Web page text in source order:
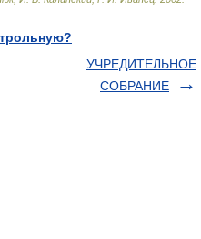
УЧРЕДИТЕЛЬНОЕ
СОБРАНИЕ